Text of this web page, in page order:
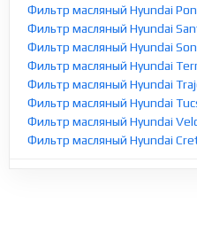
Фильтр масляный Hyundai
Фильтр масляный Hyundai
Фильтр масляный Hyundai
Фильтр масляный Hyundai
Фильтр масляный Hyundai
Фильтр масляный Hyundai
Фильтр масляный Hyundai
Фильтр масляный Hyundai